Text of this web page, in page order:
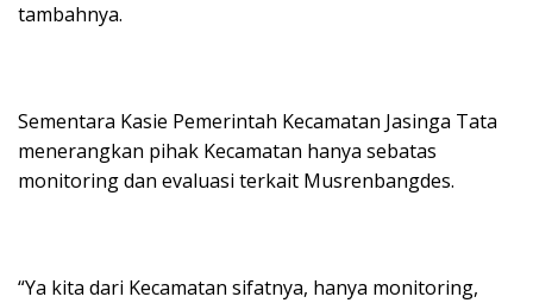
tambahnya.
Sementara Kasie Pemerintah Kecamatan Jasinga Tata
menerangkan pihak Kecamatan hanya sebatas
monitoring dan evaluasi terkait Musrenbangdes.
“Ya kita dari Kecamatan sifatnya, hanya monitoring,